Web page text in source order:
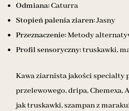
Odmiana:Caturra
Stopień palenia ziaren:Jasny
Przeznaczenie:Metody
Profil sensoryczny:truskawki,
Kawa ziarnista jakości specialty
przelewowego, dripa, Chemexa,
jak truskawki, szampan z